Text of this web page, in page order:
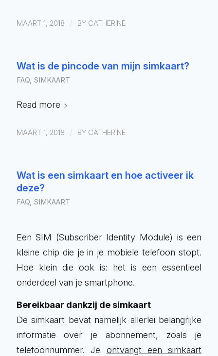
MAART 1, 2018 / BY CATHERINE
Wat is de pincode van mijn simkaart?
FAQ, SIMKAART
Read more
MAART 1, 2018 / BY CATHERINE
Wat is een simkaart en hoe activeer ik
deze?
FAQ, SIMKAART
Een SIM (Subscriber Identity Module) is een
kleine chip die je in je mobiele telefoon stopt.
Hoe klein die ook is: het is een essentieel
onderdeel van je smartphone.
Bereikbaar dankzij de simkaart
De simkaart bevat namelijk allerlei belangrijke
informatie over je abonnement, zoals je
telefoonnummer. Je ontvangt een simkaart